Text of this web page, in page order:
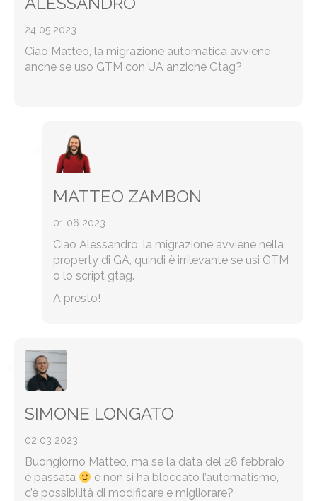
24 05 2023
Ciao Matteo, la migrazione automatica avviene
anche se uso GTM con UA anziché Gtag?
MATTEO ZAMBON
01 06 2023
Ciao Alessandro, la migrazione avviene nella
property di GA, quindi è irrilevante se usi GTM
o lo script gtag.
A presto!
SIMONE LONGATO
02 03 2023
Buongiorno Matteo, ma se la data del 28 febbraio
è passata
e non si ha bloccato l’automatismo,
c’è possibilità di modificare e migliorare?